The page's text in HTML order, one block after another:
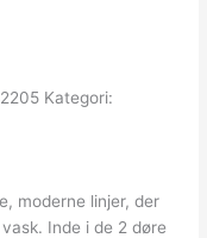
Kategori:
moderne linjer, der
Inde i de 2 døre